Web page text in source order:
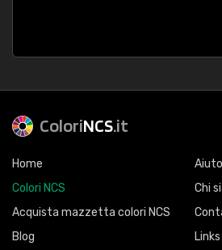
ColoriNCS.it
Home
Colori NCS
Acquista mazzetta colori NCS
Blog
Aiuto
Chi
Links